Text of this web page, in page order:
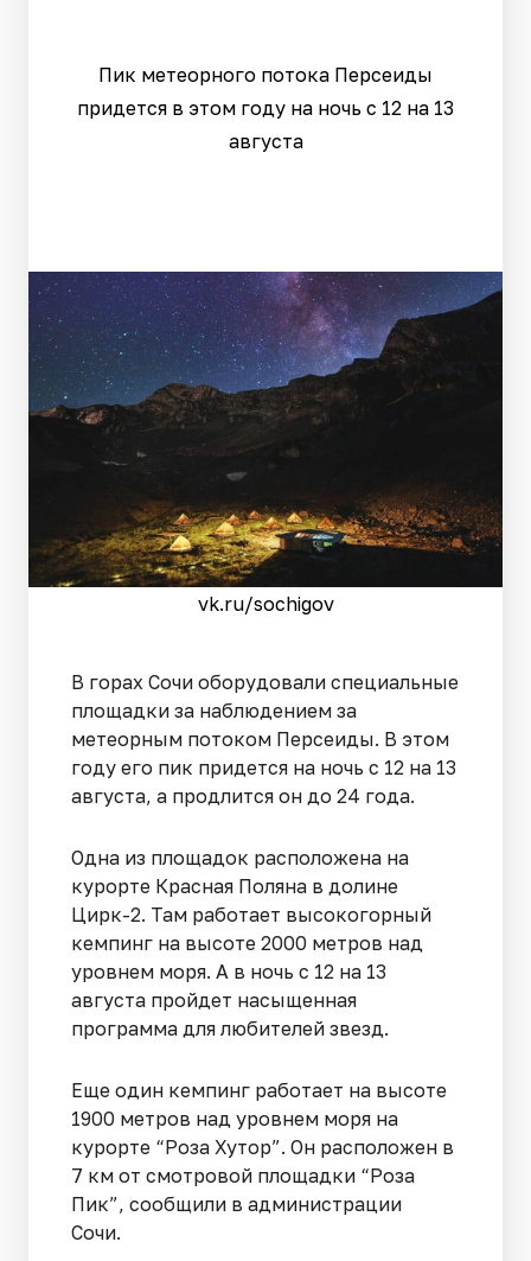
Пик метеорного потока Персеиды
придется в этом году на ночь с 12 на 13
августа
vk.ru/sochigov
В горах Сочи оборудовали специальные
площадки за наблюдением за
метеорным потоком Персеиды. В этом
году его пик придется на ночь с 12 на 13
августа, а продлится он до 24 года.
Одна из площадок расположена на
курорте Красная Поляна в долине
Цирк-2. Там работает высокогорный
кемпинг на высоте 2000 метров над
уровнем моря. А в ночь с 12 на 13
августа пройдет насыщенная
программа для любителей звезд.
Еще один кемпинг работает на высоте
1900 метров над уровнем моря на
курорте “Роза Хутор”. Он расположен в
7 км от смотровой площадки “Роза
Пик”, сообщили в администрации
Сочи.